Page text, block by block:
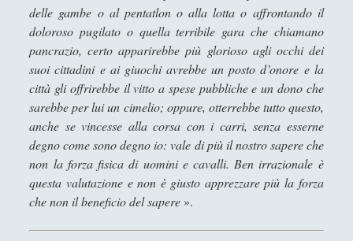
Azione Filosofica (4)
► Cinema e Serie(15)
► Collana di Scuola Filosofica
► Didattica(7)
► Economia(9)
► Filologia(4)
► Geopolitica(11)
► I percorsi di SF2.0(7)
delle gambe o al pentatlon o alla lotta o affrontando il
doloroso pugilato o quella terribile gara che chiamano
pancrazio, certo apparirebbe più glorioso agli occhi dei
suoi cittadini e ai giuochi avrebbe un posto d’onore e la
città gli offrirebbe il vitto a spese pubbliche e un dono che
sarebbe per lui un cimelio; oppure, otterrebbe tutto questo,
anche se vincesse alla corsa con i carri, senza esserne
degno come sono degno io: vale di più il nostro sapere che
non la forza fisica di uomini e cavalli. Ben irrazionale è
questa valutazione e non è giusto apprezzare più la forza
che non il beneficio del sapere ».